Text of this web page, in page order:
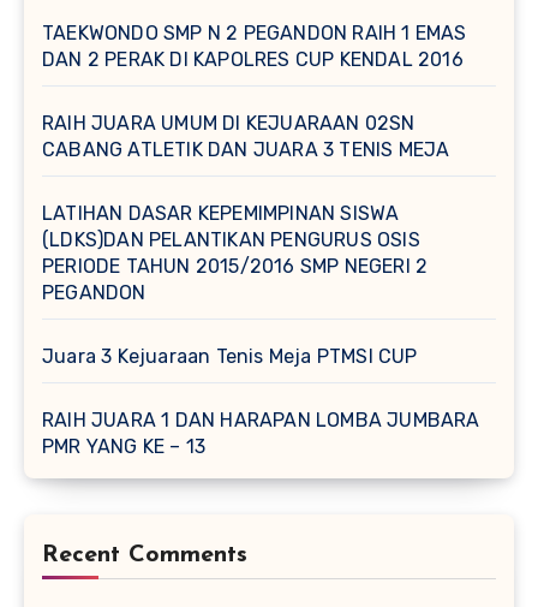
TAEKWONDO SMP N 2 PEGANDON RAIH 1 EMAS
DAN 2 PERAK DI KAPOLRES CUP KENDAL 2016
RAIH JUARA UMUM DI KEJUARAAN 02SN
CABANG ATLETIK DAN JUARA 3 TENIS MEJA
LATIHAN DASAR KEPEMIMPINAN SISWA
(LDKS)DAN PELANTIKAN PENGURUS OSIS
PERIODE TAHUN 2015/2016 SMP NEGERI 2
PEGANDON
Juara 3 Kejuaraan Tenis Meja PTMSI CUP
RAIH JUARA 1 DAN HARAPAN LOMBA JUMBARA
PMR YANG KE – 13
Recent Comments